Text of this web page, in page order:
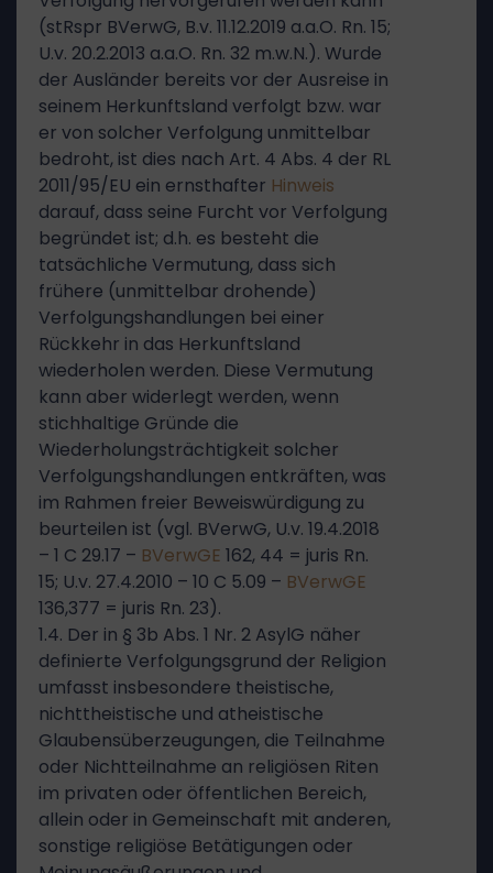
(stRspr BVerwG, B.v. 11.12.2019 a.a.O. Rn. 15;
U.v. 20.2.2013 a.a.O. Rn. 32 m.w.N.). Wurde
der Ausländer bereits vor der Ausreise in
seinem Herkunftsland verfolgt bzw. war
er von solcher Verfolgung unmittelbar
bedroht, ist dies nach Art. 4 Abs. 4 der RL
2011/95/EU ein ernsthafter Hinweis
darauf, dass seine Furcht vor Verfolgung
begründet ist; d.h. es besteht die
tatsächliche Vermutung, dass sich
frühere (unmittelbar drohende)
Verfolgungshandlungen bei einer
Rückkehr in das Herkunftsland
wiederholen werden. Diese Vermutung
kann aber widerlegt werden, wenn
stichhaltige Gründe die
Wiederholungsträchtigkeit solcher
Verfolgungshandlungen entkräften, was
im Rahmen freier Beweiswürdigung zu
beurteilen ist (vgl. BVerwG, U.v. 19.4.2018
– 1 C 29.17 – BVerwGE 162, 44 = juris Rn.
15; U.v. 27.4.2010 – 10 C 5.09 – BVerwGE
136,377 = juris Rn. 23).
1.4. Der in § 3b Abs. 1 Nr. 2 AsylG näher
definierte Verfolgungsgrund der Religion
umfasst insbesondere theistische,
nichttheistische und atheistische
Glaubensüberzeugungen, die Teilnahme
oder Nichtteilnahme an religiösen Riten
im privaten oder öffentlichen Bereich,
allein oder in Gemeinschaft mit anderen,
sonstige religiöse Betätigungen oder